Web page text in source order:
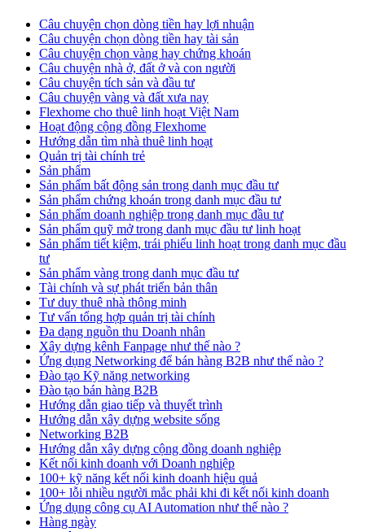
Câu chuyện chọn dòng tiền hay lợi nhuận
Câu chuyện chọn dòng tiền hay tài sản
Câu chuyện chọn vàng hay chứng khoán
Câu chuyện nhà ở, đất ở và con người
Câu chuyện tích sản và đầu tư
Câu chuyện vàng và đất xưa nay
Flexhome cho thuê linh hoạt Việt Nam
Hoạt động cộng đồng Flexhome
Hướng dẫn tìm nhà thuê linh hoạt
Quản trị tài chính trẻ
Sản phẩm
Sản phẩm bất động sản trong danh mục đầu tư
Sản phẩm chứng khoán trong danh mục đầu tư
Sản phẩm doanh nghiệp trong danh mục đầu tư
Sản phẩm quỹ mở trong danh mục đầu tư linh hoạt
Sản phẩm tiết kiệm, trái phiếu linh hoạt trong danh mục đầu
tư
Sản phẩm vàng trong danh mục đầu tư
Tài chính và sự phát triển bản thân
Tư duy thuê nhà thông minh
Tư vấn tổng hợp quản trị tài chính
Đa dạng nguồn thu Doanh nhân
Xây dựng kênh Fanpage như thế nào ?
Ứng dụng Networking để bán hàng B2B như thế nào ?
Đào tạo Kỹ năng networking
Đào tạo bán hàng B2B
Hướng dẫn giao tiếp và thuyết trình
Hướng dẫn xây dựng website sống
Networking B2B
Hướng dẫn xây dựng cộng đồng doanh nghiệp
Kết nối kinh doanh với Doanh nghiệp
100+ kỹ năng kết nối kinh doanh hiệu quả
100+ lỗi nhiều người mắc phải khi đi kết nối kinh doanh
Ứng dụng công cụ AI Automation như thế nào ?
Hàng ngày